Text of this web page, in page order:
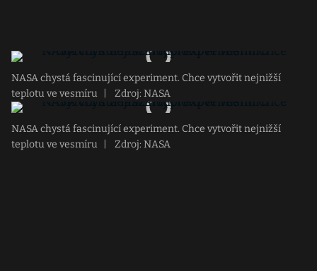
NASA chystá fascinující experiment. Chce vytvořit nejnižší
teplotu ve vesmíru
Zdroj: NASA
NASA chystá fascinující experiment. Chce vytvořit nejnižší
teplotu ve vesmíru
Zdroj: NASA